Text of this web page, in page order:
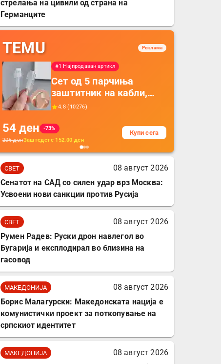
стрелања на цивили од страна на
Германците
TEMU Реклама
#1 Најпродаван артикл
Сет од 5 парчиња
заштитник на кабли,
прекривка за заштита
додатоци за заштита на
кабли, без батерија, за
мобилни телефони,
комплет за заштита на
4.8 (10276)
54 ден
-73%
206денЗаштедете 152.00 ден
Купи сега
СВЕТ
08 август 2026
Сенатот на САД со силен удар врз Москва:
Усвоени нови санкции против Русија
СВЕТ
08 август 2026
Румен Радев: Руски дрон навлегол во
Бугарија и експлодирал во близина на
гасовод
МАКЕДОНИЈА
08 август 2026
Борис Малагурски: Македонската нација е
комунистички проект за поткопување на
српскиот идентитет
МАКЕДОНИЈА
08 август 2026